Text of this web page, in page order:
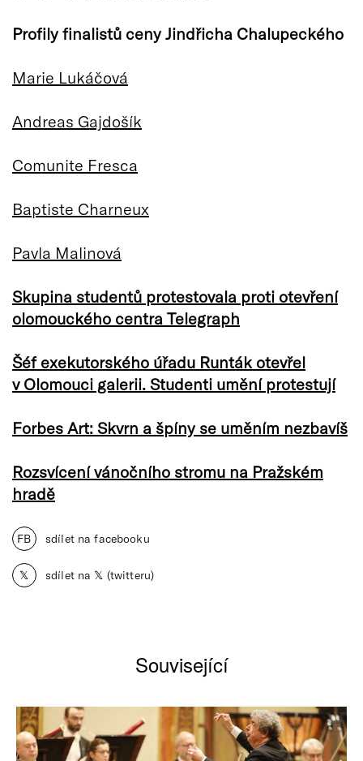
Profily finalistů ceny Jindřicha Chalupeckého
Marie Lukáčová
Andreas Gajdošík
Comunite Fresca
Baptiste Charneux
Pavla Malinová
Skupina studentů protestovala proti otevření
olomouckého centra Telegraph
Šéf exekutorského úřadu Runták otevřel
v Olomouci galerii. Studenti umění protestují
Forbes Art: Skvrn a špíny se uměním nezbavíš
Rozsvícení vánočního stromu na Pražském
hradě
FB sdílet na facebooku
𝕏 sdílet na 𝕏 (twitteru)
Související